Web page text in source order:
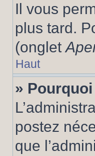
Il vous
plus tard.
(onglet
Haut
»
postez
que